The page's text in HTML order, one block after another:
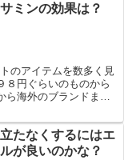
ミンの効果は？
のアイテムを数多く見
８円ぐらいのものから
ら海外のブランドま
たなくするにはエ
が良いのかな？